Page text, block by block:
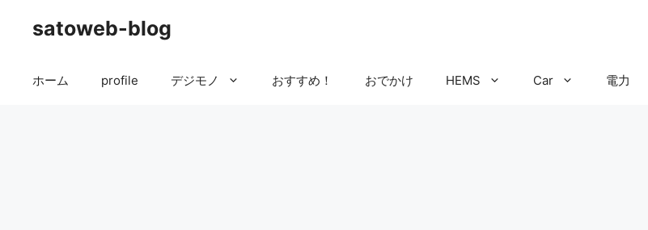
satoweb-blog
ホーム profile デジモノ おすすめ！ おでかけ HEMS Car 電力